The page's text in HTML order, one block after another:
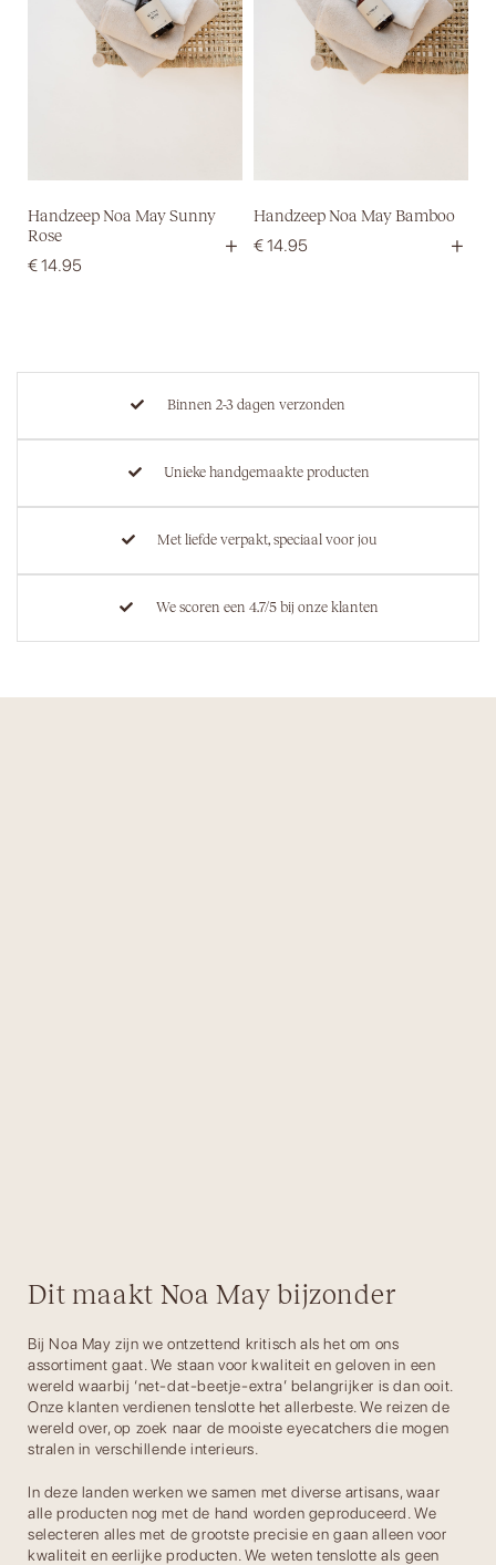
Handzeep Noa May Sunny
Rose
€14.95
+
Handzeep Noa May Bamboo
€14.95 +
Binnen 2-3 dagen verzonden
Unieke handgemaakte producten
Met liefde verpakt, speciaal voor jou
We scoren een 4.7/5 bij onze klanten
Dit maakt Noa May bijzonder
Bij Noa May zijn we ontzettend kritisch als het om ons
assortiment gaat. We staan voor kwaliteit en geloven in een
wereld waarbij ‘net-dat-beetje-extra’ belangrijker is dan ooit.
Onze klanten verdienen tenslotte het allerbeste. We reizen de
wereld over, op zoek naar de mooiste eyecatchers die mogen
stralen in verschillende interieurs.
In deze landen werken we samen met diverse artisans, waar
alle producten nog met de hand worden geproduceerd. We
selecteren alles met de grootste precisie en gaan alleen voor
kwaliteit en eerlijke producten. We weten tenslotte als geen